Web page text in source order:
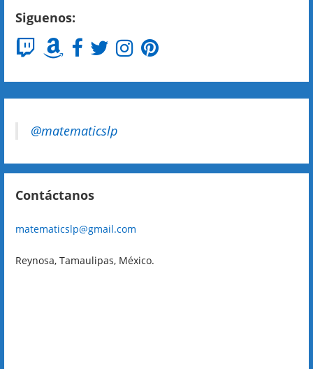
Siguenos:
@matematicslp
Contáctanos
matematicslp@gmail.com
Reynosa, Tamaulipas, México.